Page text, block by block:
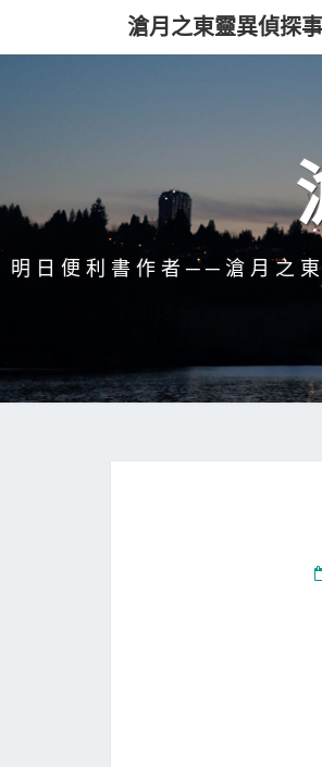
滄月之東靈異偵探
明日便利書作者──滄月之